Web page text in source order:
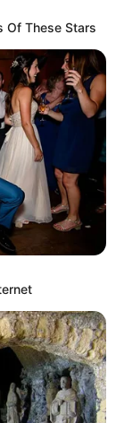
Of These Stars